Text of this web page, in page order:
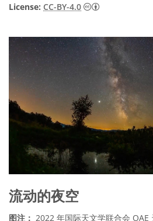
License: CC-BY-4.0 知识共享许可
流动的夜空
图注： 2022 年国际天文学联合会